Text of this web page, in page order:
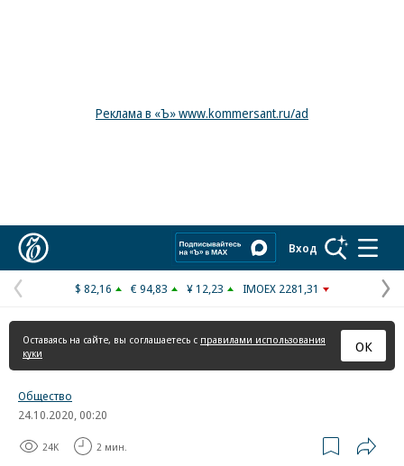
Реклама в «Ъ» www.kommersant.ru/ad
Вход
Предыдущая
страница
$ 82,16 € 94,83 ¥ 12,23 IMOEX 2281,31
Оставаясь на сайте, вы соглашаетесь с правилами использования
куки
ОК
Общество
24.10.2020, 00:20
24K 2 мин.